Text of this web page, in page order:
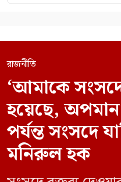
রাজনীতি
‘আমাকে
হয়েছে,
পর্যন্ত সংসদে
মনিরুল হক